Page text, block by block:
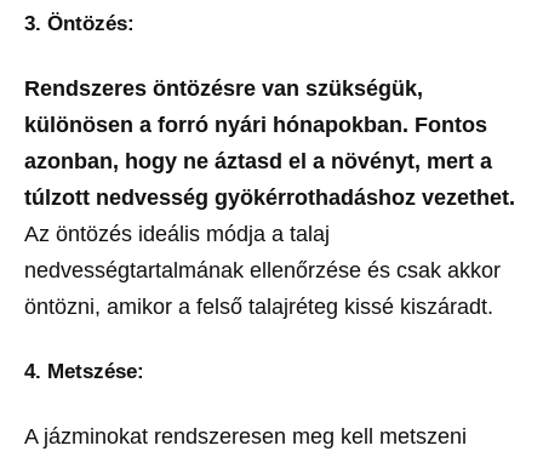
3. Öntözés:
Rendszeres öntözésre van szükségük,
különösen a forró nyári hónapokban. Fontos
azonban, hogy ne áztasd el a növényt, mert a
túlzott nedvesség gyökérrothadáshoz vezethet.
Az öntözés ideális módja a talaj
nedvességtartalmának ellenőrzése és csak akkor
öntözni, amikor a felső talajréteg kissé kiszáradt.
4. Metszése:
A jázminokat rendszeresen meg kell metszeni